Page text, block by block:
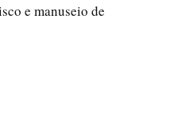
e manuseio de